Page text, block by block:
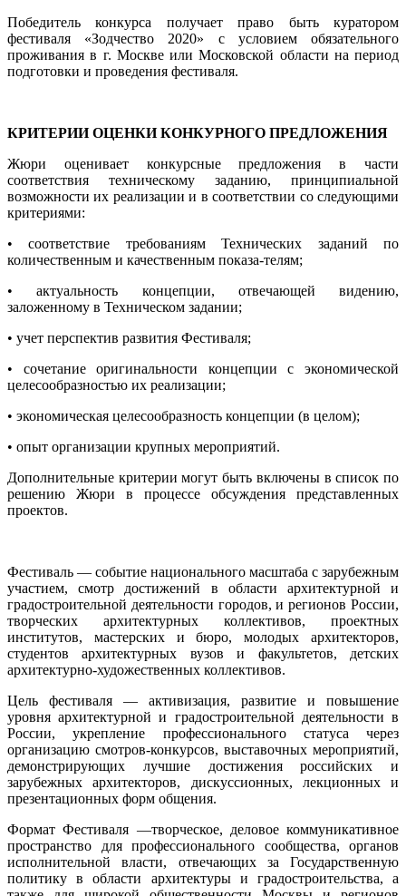
Победитель конкурса получает право быть куратором
фестиваля «Зодчество 2020» с условием обязательного
проживания в г. Москве или Московской области на период
подготовки и проведения фестиваля.
КРИТЕРИИ ОЦЕНКИ КОНКУРНОГО ПРЕДЛОЖЕНИЯ
Жюри оценивает конкурсные предложения в части
соответствия техническому заданию, принципиальной
возможности их реализации и в соответствии со следующими
критериями:
• соответствие требованиям Технических заданий по
количественным и качественным показа-телям;
• актуальность концепции, отвечающей видению,
заложенному в Техническом задании;
• учет перспектив развития Фестиваля;
• сочетание оригинальности концепции с экономической
целесообразностью их реализации;
• экономическая целесообразность концепции (в целом);
• опыт организации крупных мероприятий.
Дополнительные критерии могут быть включены в список по
решению Жюри в процессе обсуждения представленных
проектов.
Фестиваль — событие национального масштаба с зарубежным
участием, смотр достижений в области архитектурной и
градостроительной деятельности городов, и регионов России,
творческих архитектурных коллективов, проектных
институтов, мастерских и бюро, молодых архитекторов,
студентов архитектурных вузов и факультетов, детских
архитектурно-художественных коллективов.
Цель фестиваля — активизация, развитие и повышение
уровня архитектурной и градостроительной деятельности в
России, укрепление профессионального статуса через
организацию смотров-конкурсов, выставочных мероприятий,
демонстрирующих лучшие достижения российских и
зарубежных архитекторов, дискуссионных, лекционных и
презентационных форм общения.
Формат Фестиваля —творческое, деловое коммуникативное
пространство для профессионального сообщества, органов
исполнительной власти, отвечающих за Государственную
политику в области архитектуры и градостроительства, а